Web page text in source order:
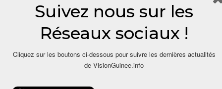
Suivez nous sur les
Réseaux sociaux !
Cliquez sur les boutons ci-dessous pour suivre les dernières actualités
de VisionGuinee.info